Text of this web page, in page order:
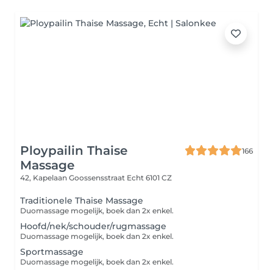
Ploypailin Thaise
Massage
166
42, Kapelaan Goossensstraat Echt 6101 CZ
Traditionele Thaise Massage
Duomassage mogelijk, boek dan 2x enkel.
Hoofd/nek/schouder/rugmassage
Duomassage mogelijk, boek dan 2x enkel.
Sportmassage
Duomassage mogelijk, boek dan 2x enkel.